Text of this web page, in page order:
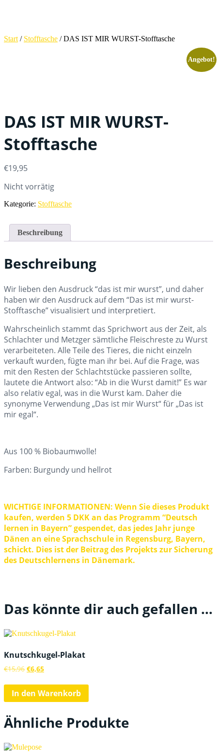
Start / Stofftasche / DAS IST MIR WURST-Stofftasche
DAS IST MIR WURST-
Stofftasche
€19,95
Nicht vorrätig
Kategorie: Stofftasche
Beschreibung
Beschreibung
Wir lieben den Ausdruck “das ist mir wurst”, und daher
haben wir den Ausdruck auf dem “Das ist mir wurst-
Stofftasche” visualisiert und interpretiert.
Wahrscheinlich stammt das Sprichwort aus der Zeit, als
Schlachter und Metzger sämtliche Fleischreste zu Wurst
verarbeiteten. Alle Teile des Tieres, die nicht einzeln
verkauft wurden, fügte man ihr bei. Auf die Frage, was
mit den Resten der Schlachtstücke passieren sollte,
lautete die Antwort also: “Ab in die Wurst damit!” Es war
also relativ egal, was in die Wurst kam. Daher die
synonyme Verwendung „Das ist mir Wurst“ für „Das ist
mir egal“.
Aus 100 % Biobaumwolle!
Farben: Burgundy und hellrot
WICHTIGE INFORMATIONEN: Wenn Sie dieses Produkt
kaufen, werden 5 DKK an das Programm “Deutsch
lernen in Bayern” gespendet, das jedes Jahr junge
Dänen an eine Sprachschule in Regensburg, Bayern,
schickt. Dies ist der Beitrag des Projekts zur Sicherung
des Deutschlernens in Dänemark.
Das könnte dir auch gefallen …
Angebot!
Knutschkugel-Plakat
€15,96 Ursprünglicher
war:
€15,96
€6,65Aktueller
ist:
€6,65.
In den Warenkorb
Ähnliche Produkte